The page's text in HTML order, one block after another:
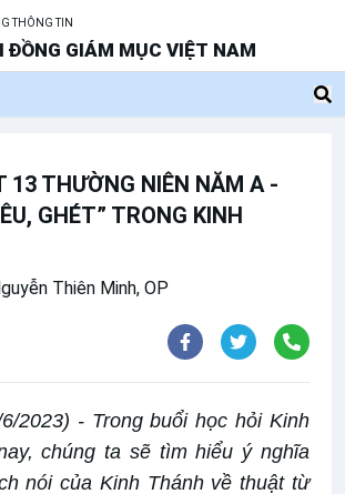
menu
THÔNG TIN
ĐỒNG GIÁM MỤC VIỆT NAM
13 THƯỜNG NIÊN NĂM A -
GHÉT” TRONG KINH
Thiên Minh, OP
2023) - Trong buổi học hỏi Kinh
chúng ta sẽ tìm hiểu ý nghĩa
nói của Kinh Thánh về thuật từ